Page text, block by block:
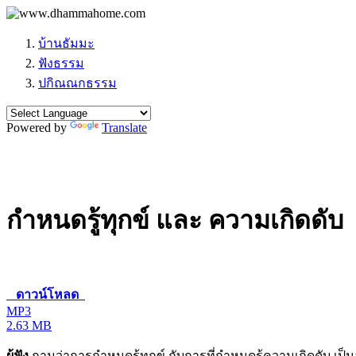
บ้านธัมมะ
ฟังธรรม
ปกิณณกธรรม
Powered by Translate
กำหนดรู้ทุกข์ และ ความเกิดดับ
ดาวน์โหลด
MP3
2.63 MB